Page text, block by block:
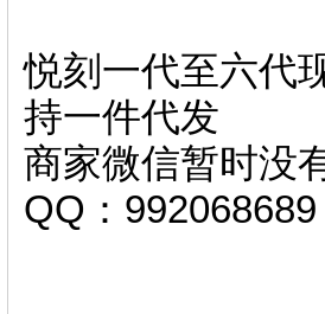
悦刻一代至六代
持一件代发
商家微信暂时没
QQ：992068689